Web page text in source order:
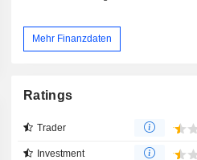
Mehr Finanzdaten
Ratings
Trader
Investment